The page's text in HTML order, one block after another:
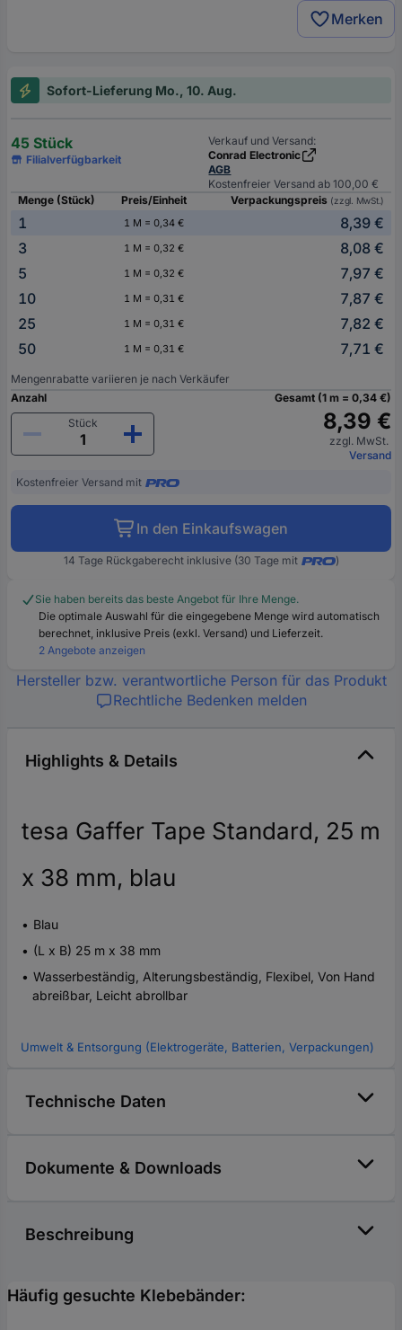
Merken
Sofort-Lieferung Mo., 10. Aug.
45 Stück
Filialverfügbarkeit
Verkauf und Versand:
Conrad Electronic
AGB
Kostenfreier Versand ab 100,00 €
Menge (Stück)
Preis/Einheit Verpackungspreis (zzgl. MwSt.)
1 1 M = 0,34 €
8,39 €
3
1 M = 0,32 €
8,08 €
5
1 M = 0,32 €
7,97 €
10
1 M = 0,31 €
7,87 €
25
1 M = 0,31 €
7,82 €
50
1 M = 0,31 € 7,71 €
Mengenrabatte variieren je nach Verkäufer
Anzahl
Stück
Gesamt (1 m = 0,34 €)
8,39 €
zzgl. MwSt.
Versand
Kostenfreier Versand mit
In den Einkaufswagen
14 Tage Rückgaberecht inklusive (30 Tage mit )
Sie haben bereits das beste Angebot für Ihre Menge.
Die optimale Auswahl für die eingegebene Menge wird automatisch
berechnet, inklusive Preis (exkl. Versand) und Lieferzeit.
2 Angebote anzeigen
Hersteller bzw. verantwortliche Person für das Produkt
Rechtliche Bedenken melden
Highlights & Details
tesa Gaffer Tape Standard, 25 m
x 38 mm, blau
Blau
(L x B) 25 m x 38 mm
Wasserbeständig, Alterungsbeständig, Flexibel, Von Hand
abreißbar, Leicht abrollbar
Umwelt & Entsorgung (Elektrogeräte, Batterien, Verpackungen)
Technische Daten
Dokumente & Downloads
Beschreibung
Häufig gesuchte Klebebänder: